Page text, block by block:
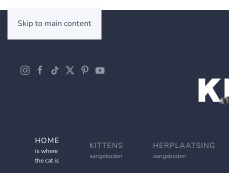
Skip to main content
HOME
is where
the cat is
KITTENS
aangeboden
HERPLAATSING
aangeboden